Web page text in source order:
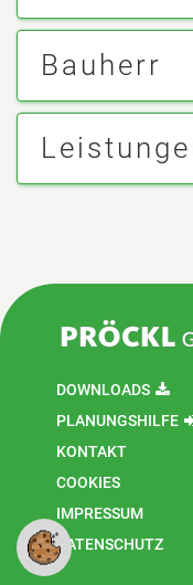
Bauherr
DOWNLOADS
PLANUNGSHILFE
KONTAKT
COOKIES
IMPRESSUM
DATENSCHUTZ